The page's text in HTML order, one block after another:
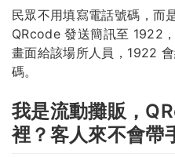
民眾不用填寫電話號碼，而
QRcode 發送簡訊至 1922
畫面給該場所人員，1922
碼。
我是流動攤販，
裡？客人來不會帶